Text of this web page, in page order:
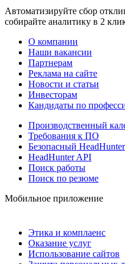
Автоматизируйте сбор
собирайте аналитику в 2
О компании
Наши вакансии
Партнерам
Реклама на сайте
Новости и статьи
Инвесторам
Кандидаты по
Производственный
Требования к ПО
Безопасный HeadHunter
HeadHunter API
Поиск работы
Поиск по резюме
Мобильное приложение
Этика и комплаенс
Оказание услуг
Использование сайтов